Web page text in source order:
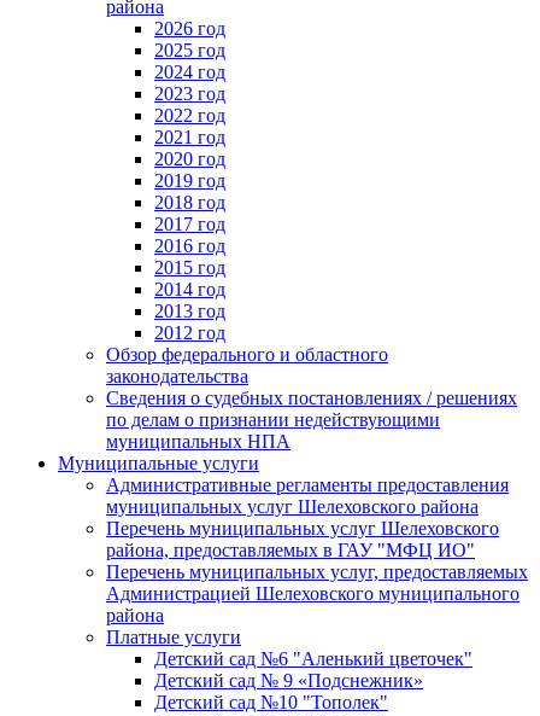
района
2026 год
2025 год
2024 год
2023 год
2022 год
2021 год
2020 год
2019 год
2018 год
2017 год
2016 год
2015 год
2014 год
2013 год
2012 год
Обзор федерального и областного
законодательства
Сведения о судебных постановлениях / решениях
по делам о признании недействующими
муниципальных НПА
Муниципальные услуги
Административные регламенты предоставления
муниципальных услуг Шелеховского района
Перечень муниципальных услуг Шелеховского
района, предоставляемых в ГАУ "МФЦ ИО"
Перечень муниципальных услуг, предоставляемых
Администрацией Шелеховского муниципального
района
Платные услуги
Детский сад №6 "Аленький цветочек"
Детский сад № 9 «Подснежник»
Детский сад №10 "Тополек"